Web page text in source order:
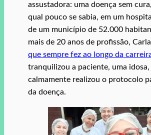
assustadora: uma doença sem
qual pouco se sabia, em um
de um município de 52.000
mais de 20 anos de profissão, Carla
que sempre fez ao longo da
tranquilizou a paciente, uma idosa,
calmamente realizou o protocolo
da doença.